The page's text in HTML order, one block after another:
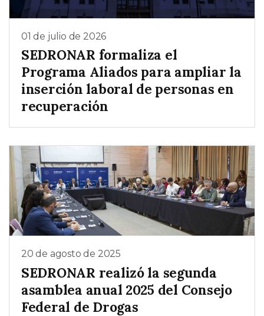
01 de julio de 2026
SEDRONAR formaliza el
Programa Aliados para ampliar la
inserción laboral de personas en
recuperación
20 de agosto de 2025
SEDRONAR realizó la segunda
asamblea anual 2025 del Consejo
Federal de Drogas